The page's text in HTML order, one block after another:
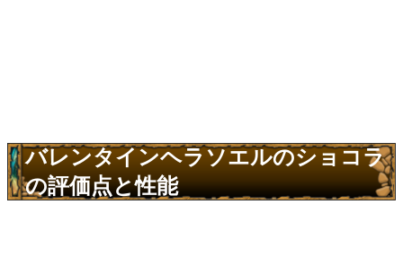
バレンタインヘラソエルのショコラ
の評価点と性能